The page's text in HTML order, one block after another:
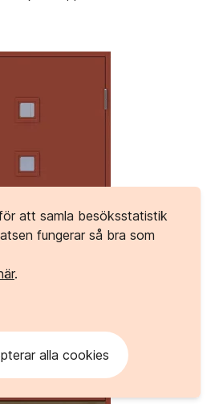
att samla besöksstatistik
fungerar så bra som
.
alla cookies